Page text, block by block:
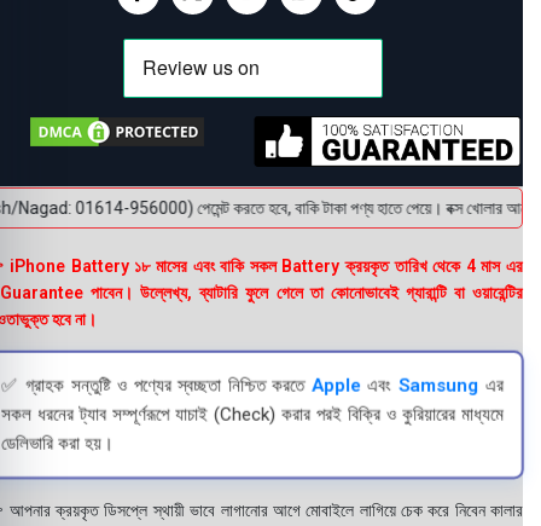
01614-956000) পেমেন্ট করতে হবে, বাকি টাকা পণ্য হাতে পেয়ে। বক্স খোলার আগে
Battery ১৮ মাসের এবং বাকি সকল Battery ক্রয়কৃত তারিখ থেকে 4 মাস এর
পাবেন। উল্লেখ্য, ব্যাটারি ফুলে গেলে তা কোনোভাবেই গ্যারান্টি বা ওয়ারেন্টির
হবে না।
✅ গ্রাহক সন্তুষ্টি ও পণ্যের স্বচ্ছতা নিশ্চিত করতে Appleএবং Samsungএর
সকল ধরনের ট্যাব সম্পূর্ণরূপে যাচাই (Check) করার পরই বিক্রি ও কুরিয়ারের মাধ্যমে
ডেলিভারি করা হয়।
ক্রয়কৃত ডিসপ্লে স্থায়ী ভাবে লাগানোর আগে মোবাইলে লাগিয়ে চেক করে নিবেন কালার